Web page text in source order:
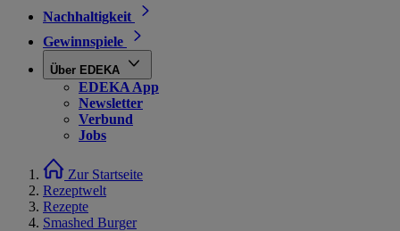
Nachhaltigkeit
Gewinnspiele
Über EDEKA
EDEKA App
Newsletter
Verbund
Jobs
Zur Startseite
Rezeptwelt
Rezepte
Smashed Burger